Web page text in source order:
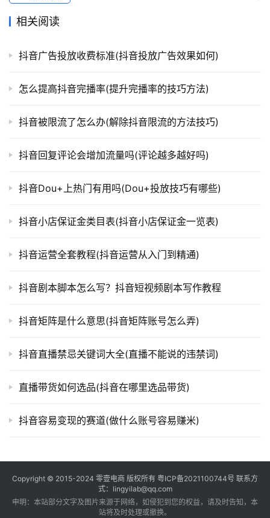
相关阅读
抖音广告投放收费标准(抖音投放广告效果如何)
怎么提高抖音完播率(提升完播率的技巧方法)
抖音被限流了怎么办(解除抖音限流的方法技巧)
抖音回复评论会增加流量吗(评论越多越好吗)
抖音Dou+上热门有用吗(Dou+投放技巧有哪些)
抖音小店保证金类目表(抖音小店保证金一览表)
抖音运营全套教程(抖音运营从入门到精通)
抖音剧本脚本怎么写？抖音短视频剧本写作教程
抖音矩阵是什么意思(抖音矩阵账号怎么弄)
抖音直播禁忌关键词大全(直播不能说的违禁词)
直播带货如何选品(抖音在哪里选品带货)
抖音容易变现的赛道(做什么账号容易赚米)
Copyright © 2015-2024 零壹电商 版权所有 粤ICP备2021100744号 联系方
式：lingyilab@qq.com
申明：本站部分文字及图片来源于网络，如侵犯到您的权益，请及时告知，本
站将及时处理或撤换。